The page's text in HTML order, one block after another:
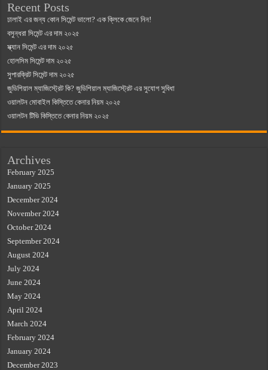
Recent Posts
ঢালাই এর জন্য কোন সিমেন্ট ভালো? এক ক্লিকে জেনে নিন!
বসুন্ধরা সিমেন্ট এর দাম ২০২৫
স্ক্যান সিমেন্ট এর দাম ২০২৫
হোলসিম সিমেন্ট দাম ২০২৫
সুপারক্রিট সিমেন্ট দাম ২০২৫
জুডিশিয়াল ম্যাজিস্ট্রেট কি? জুডিশিয়াল ম্যাজিস্ট্রেট এর সুযোগ সুবিধা
ওয়ালটন মোবাইল কিস্তিতে কেনার নিয়ম ২০২৫
ওয়ালটন টিভি কিস্তিতে কেনার নিয়ম ২০২৫
Archives
February 2025
January 2025
December 2024
November 2024
October 2024
September 2024
August 2024
July 2024
June 2024
May 2024
April 2024
March 2024
February 2024
January 2024
December 2023